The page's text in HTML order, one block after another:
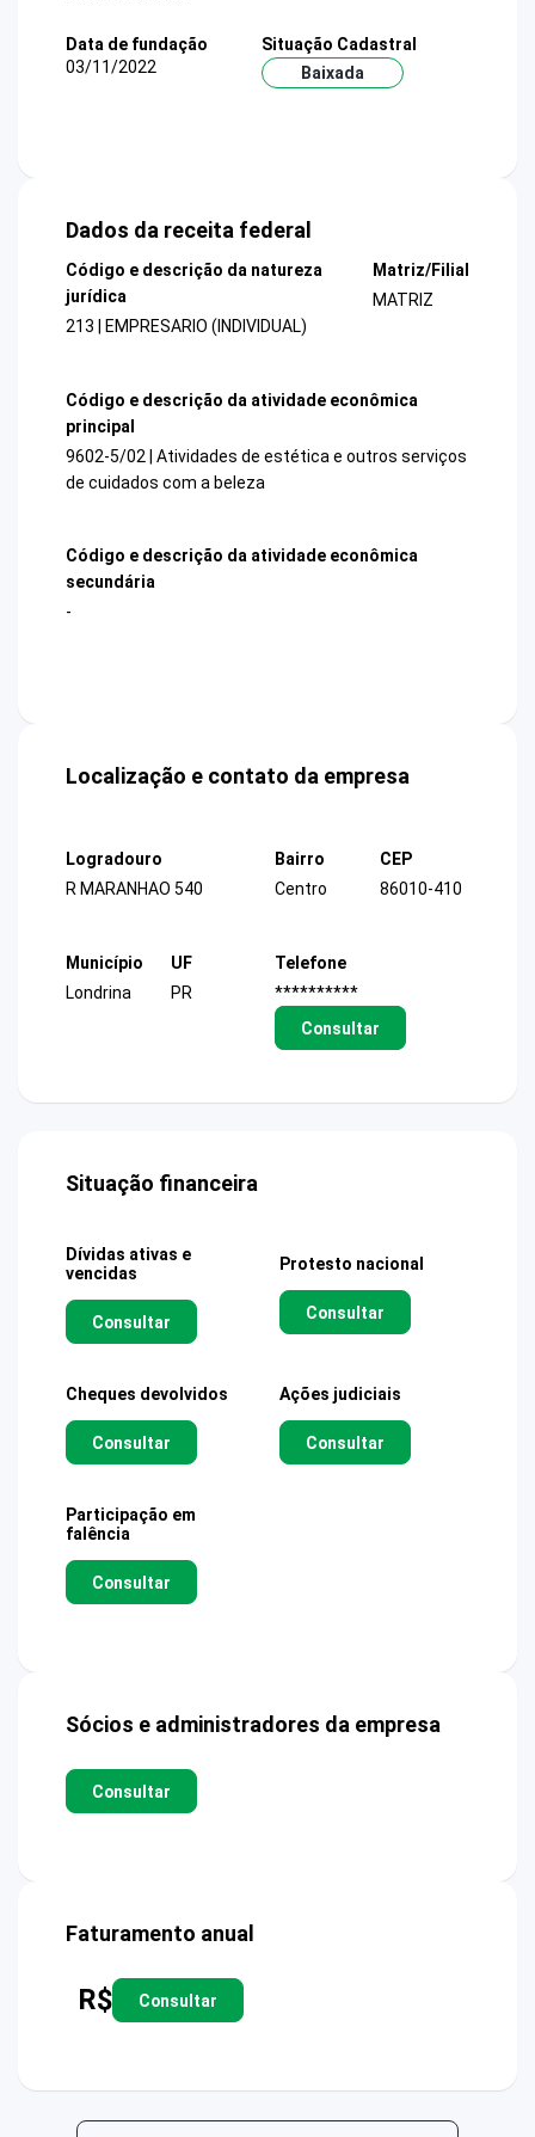
Data de fundação
03/11/2022
Situação Cadastral
Baixada
Dados da receita federal
Código e descrição da natureza
jurídica
213 | EMPRESARIO (INDIVIDUAL)
Matriz/Filial
MATRIZ
Código e descrição da atividade econômica
principal
9602-5/02 | Atividades de estética e outros serviços
de cuidados com a beleza
Código e descrição da atividade econômica
secundária
-
Localização e contato da empresa
Logradouro
R MARANHAO 540
Bairro
Centro
CEP
86010-410
Município
Londrina
UF
PR
Telefone
**********
Consultar
Situação financeira
Dívidas ativas e
vencidas
Consultar
Protesto nacional
Consultar
Cheques devolvidos
Consultar
Ações judiciais
Consultar
Participação em
falência
Consultar
Sócios e administradores da empresa
Consultar
Faturamento anual
R$ Consultar